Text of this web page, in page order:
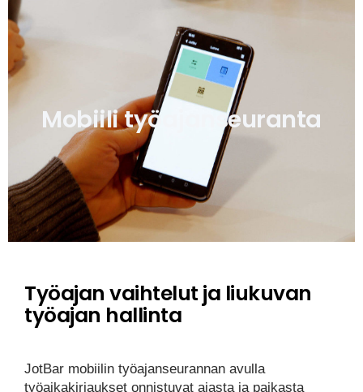
Mobiili työajanseuranta
Työajan vaihtelut ja liukuvan
työajan hallinta
JotBar mobiilin työajanseurannan avulla
työaikakirjaukset onnistuvat ajasta ja paikasta